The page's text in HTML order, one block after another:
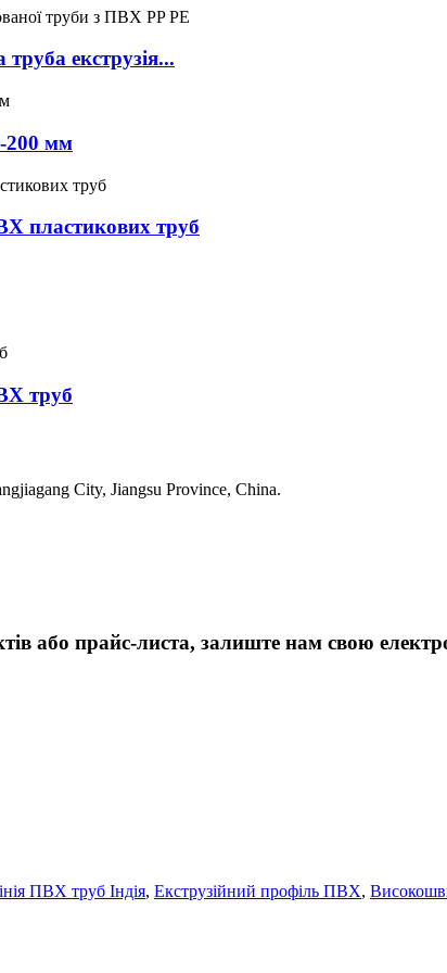
екструзія...
200 мм
пластикових труб
труб
City, Jiangsu Province, China.
або прайс-листа, залиште нам свою
ПВХ труб Індія, Екструзійний профіль ПВХ,